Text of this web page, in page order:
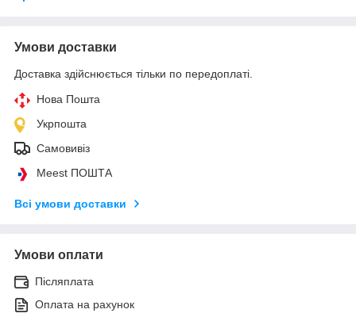
Умови доставки
Доставка здійснюється тільки по передоплаті.
Нова Пошта
Укрпошта
Самовивіз
Meest ПОШТА
Всі умови доставки
Умови оплати
Післяплата
Оплата на рахунок